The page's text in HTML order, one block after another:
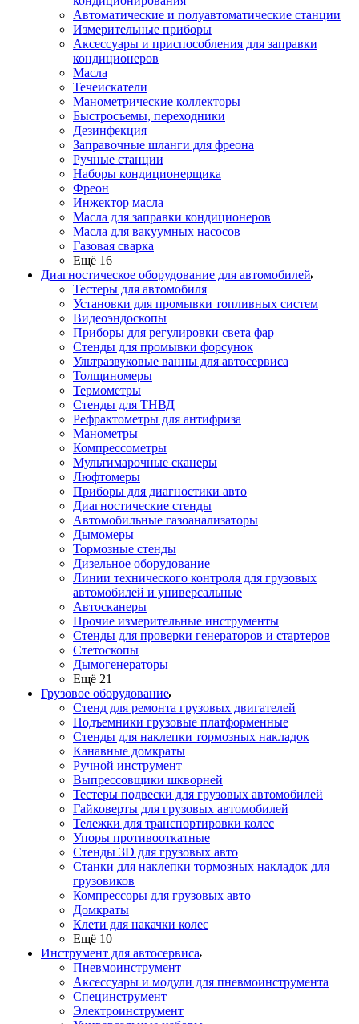
Автоматические и полуавтоматические станции
Измерительные приборы
Аксессуары и приспособления для заправки
кондиционеров
Масла
Течеискатели
Манометрические коллекторы
Быстросъемы, переходники
Дезинфекция
Заправочные шланги для фреона
Ручные станции
Наборы кондиционерщика
Фреон
Инжектор масла
Масла для заправки кондиционеров
Масла для вакуумных насосов
Газовая сварка
Ещё 16
Диагностическое оборудование для автомобилей
Тестеры для автомобиля
Установки для промывки топливных систем
Видеоэндоскопы
Приборы для регулировки света фар
Стенды для промывки форсунок
Ультразвуковые ванны для автосервиса
Толщиномеры
Термометры
Стенды для ТНВД
Рефрактометры для антифриза
Манометры
Компрессометры
Мультимарочные сканеры
Люфтомеры
Приборы для диагностики авто
Диагностические стенды
Автомобильные газоанализаторы
Дымомеры
Тормозные стенды
Дизельное оборудование
Линии технического контроля для грузовых
автомобилей и универсальные
Автосканеры
Прочие измерительные инструменты
Стенды для проверки генераторов и стартеров
Стетоскопы
Дымогенераторы
Ещё 21
Грузовое оборудование
Стенд для ремонта грузовых двигателей
Подъемники грузовые платформенные
Стенды для наклепки тормозных накладок
Канавные домкраты
Ручной инструмент
Выпрессовщики шкворней
Тестеры подвески для грузовых автомобилей
Гайковерты для грузовых автомобилей
Тележки для транспортировки колес
Упоры противооткатные
Стенды 3D для грузовых авто
Станки для наклепки тормозных накладок для
грузовиков
Компрессоры для грузовых авто
Домкраты
Клети для накачки колес
Ещё 10
Инструмент для автосервиса
Пневмоинструмент
Аксессуары и модули для пневмоинструмента
Специнструмент
Электроинструмент